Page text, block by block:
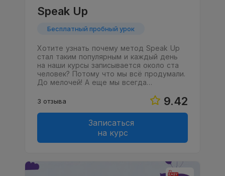
Speak Up
Бесплатный пробный урок
Хотите узнать почему метод Speak Up
стал таким популярным и каждый день
на наши курсы записывается около ста
человек? Потому что мы всё продумали.
До мелочей! А еще мы всегда…
9.42
3 отзыва
Записаться
на курс